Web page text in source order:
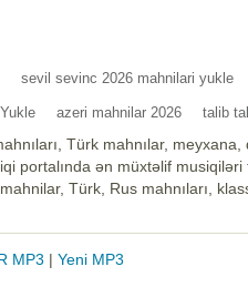
sevil sevinc 2026 mahnilari yukle
azeri mahnilar 2026 talib
Türk mahnılar,
portalında ən müxtəlif
Türk, Rus mahnıları,
MP3 | Yeni MP3